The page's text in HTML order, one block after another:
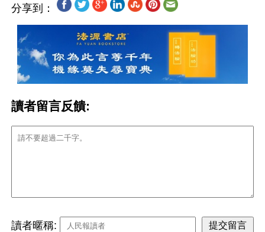
分享到：
讀者留言反饋:
讀者暱稱: